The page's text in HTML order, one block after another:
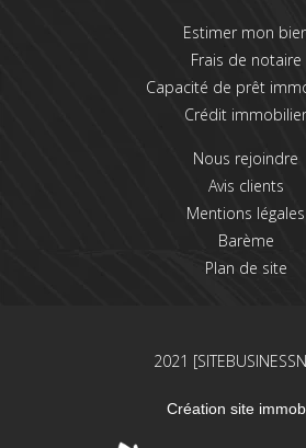
Estimer mon
Frais de notaire
Capacité de prêt
Crédit immobilier
Nous rejoindre
Avis clients
Mentions légales
Barème
Plan de site
2021
Création site